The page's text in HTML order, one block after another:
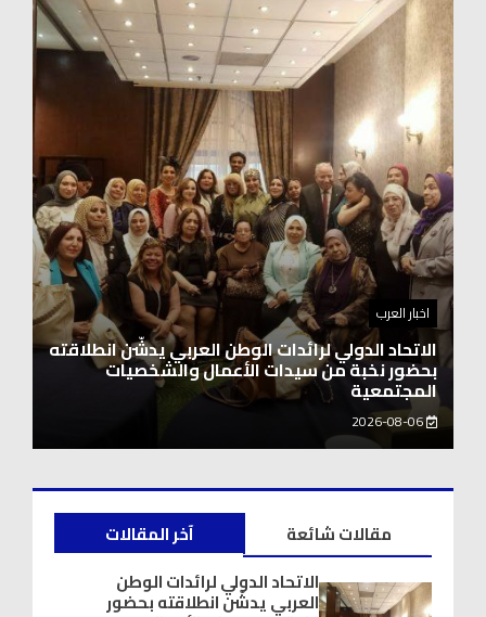
اخبار العرب
اغنيتين وطنيتين جميلتين للفنان المايسترو ابراهيم
بركات
2026-08-06
آخر المقالات
مقالات شائعة
الاتحاد الدولي لرائدات الوطن
العربي يدشّن انطلاقته بحضور